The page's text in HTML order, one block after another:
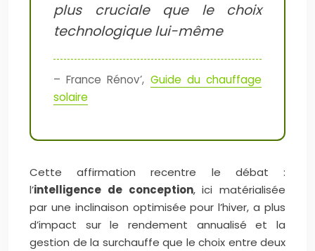
plus cruciale que le choix
technologique lui-même
– France Rénov’, Guide du chauffage
solaire
Cette affirmation recentre le débat :
l’intelligence de conception, ici matérialisée
par une inclinaison optimisée pour l’hiver, a plus
d’impact sur le rendement annualisé et la
gestion de la surchauffe que le choix entre deux